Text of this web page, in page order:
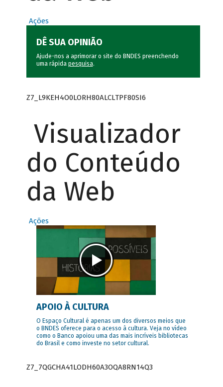
Ações
DÊ SUA OPINIÃO
Ajude-nos a aprimorar o site do BNDES preenchendo
uma rápida pesquisa.
Z7_L9KEH4O0LORH80ALCLTPF80SI6
Visualizador
do Conteúdo
da Web
Ações
APOIO À CULTURA
O Espaço Cultural é apenas um dos diversos meios que
o BNDES oferece para o acesso à cultura. Veja no vídeo
como o Banco apoiou uma das mais incríveis bibliotecas
do Brasil e como investe no setor cultural.
Z7_7QGCHA41LODH60A3OQA8RN14Q3